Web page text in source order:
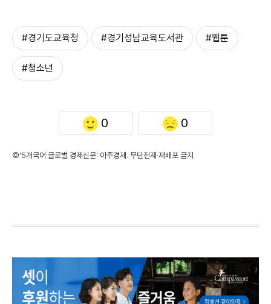
#경기도교육청 #경기성남교육도서관 #웹툰
#청소년
0 0
©'5개국어 글로벌 경제신문' 아주경제. 무단전재·재배포 금지